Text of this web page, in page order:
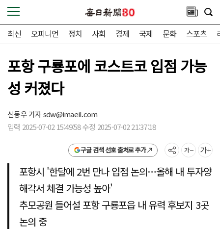
최신 오피니언 정치 사회 경제 국제 문화 스포츠
포항 구룡포에 코스트코 입점 가능
성 커졌다
신동우 기자sdw@imaeil.com
입력 2025-07-02 15:49:58 수정 2025-07-02 21:37:18
구글 검색 선호 출처로 추가
포항시 '한달에 2번 만나 입점 논의…올해 내 투자양
해각서 체결 가능성 높아'
추모공원 들어설 포항 구룡포읍 내 유력 후보지 3곳
논의 중